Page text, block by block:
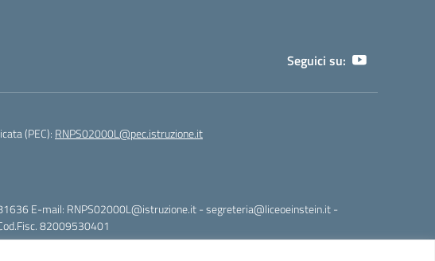
Seguici su:
(PEC): RNPS02000L@pec.istruzione.it
E-mail: RNPS02000L@istruzione.it - segreteria@liceoeinstein.it -
82009530401